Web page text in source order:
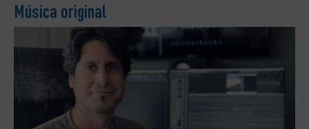
Música original